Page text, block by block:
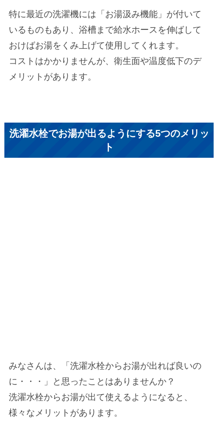
特に最近の洗濯機には「お湯汲み機能」が付いて
いるものもあり、浴槽まで給水ホースを伸ばして
おけばお湯をくみ上げて使用してくれます。
コストはかかりませんが、衛生面や温度低下のデ
メリットがあります。
洗濯水栓でお湯が出るようにする5つのメリッ
ト
みなさんは、「洗濯水栓からお湯が出れば良いの
に・・・」と思ったことはありませんか？
洗濯水栓からお湯が出て使えるようになると、
様々なメリットがあります。